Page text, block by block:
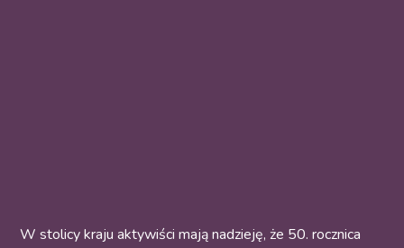
W stolicy kraju aktywiści mają nadzieję, że 50. rocznica